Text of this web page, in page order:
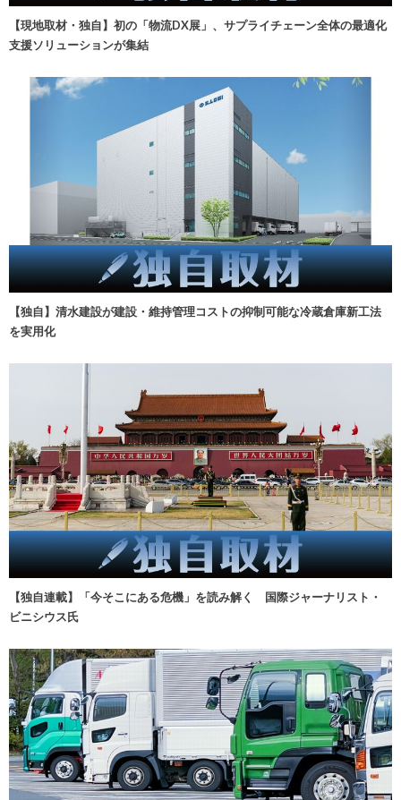
【現地取材・独自】初の「物流DX展」、サプライチェーン全体の最適化
支援ソリューションが集結
【独自】清水建設が建設・維持管理コストの抑制可能な冷蔵倉庫新工法
を実用化
【独自連載】「今そこにある危機」を読み解く 国際ジャーナリスト・
ビニシウス氏